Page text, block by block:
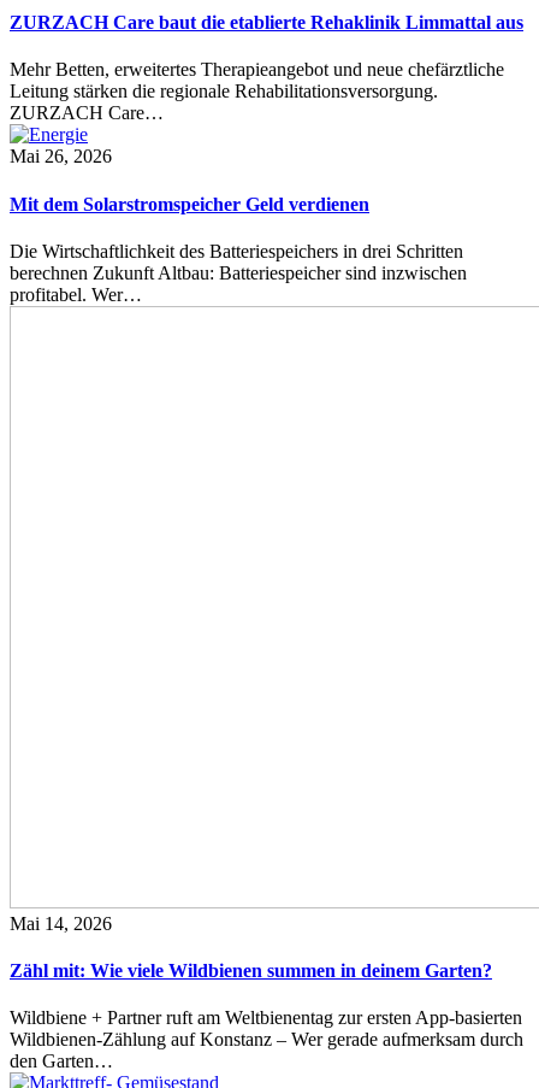
ZURZACH Care baut die etablierte Rehaklinik Limmattal aus
Mehr Betten, erweitertes Therapieangebot und neue chefärztliche
Leitung stärken die regionale Rehabilitationsversorgung.
ZURZACH Care…
Mai 26, 2026
Mit dem Solarstromspeicher Geld verdienen
Die Wirtschaftlichkeit des Batteriespeichers in drei Schritten
berechnen Zukunft Altbau: Batteriespeicher sind inzwischen
profitabel. Wer…
Mai 14, 2026
Zähl mit: Wie viele Wildbienen summen in deinem Garten?
Wildbiene + Partner ruft am Weltbienentag zur ersten App-basierten
Wildbienen-Zählung auf Konstanz – Wer gerade aufmerksam durch
den Garten…